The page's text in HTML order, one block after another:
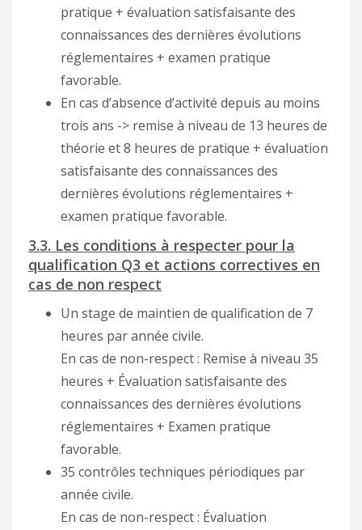
pratique + évaluation satisfaisante des
connaissances des dernières évolutions
réglementaires + examen pratique
favorable.
En cas d’absence d’activité depuis au moins
trois ans -> remise à niveau de 13 heures de
théorie et 8 heures de pratique + évaluation
satisfaisante des connaissances des
dernières évolutions réglementaires +
examen pratique favorable.
3.3. Les conditions à respecter pour la
qualification Q3 et actions correctives en
cas de non respect
Un stage de maintien de qualification de 7
heures par année civile.
En cas de non-respect : Remise à niveau 35
heures + Évaluation satisfaisante des
connaissances des dernières évolutions
réglementaires + Examen pratique
favorable.
35 contrôles techniques périodiques par
année civile.
En cas de non-respect : Évaluation